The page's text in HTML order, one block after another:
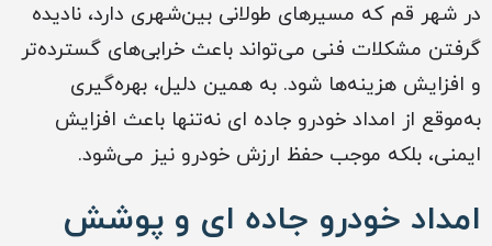
در شهر قم که مسیرهای طولانی بین‌شهری دارد، نادیده
گرفتن مشکلات فنی می‌تواند باعث خرابی‌های گسترده‌تر
و افزایش هزینه‌ها شود. به همین دلیل، بهره‌گیری
به‌موقع از امداد خودرو جاده ای نه‌تنها باعث افزایش
ایمنی، بلکه موجب حفظ ارزش خودرو نیز می‌شود.
امداد خودرو جاده ای و پوشش